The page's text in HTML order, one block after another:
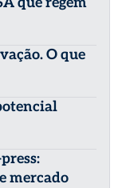
O que
mercado